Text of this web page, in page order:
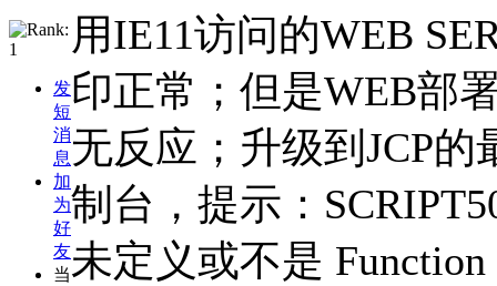
发
短
消
息
加
为
好
友
当
用IE11访问的WEB
印正常；但是WEB部
无反应；升级到JCP
制台，提示：
未定义或不是